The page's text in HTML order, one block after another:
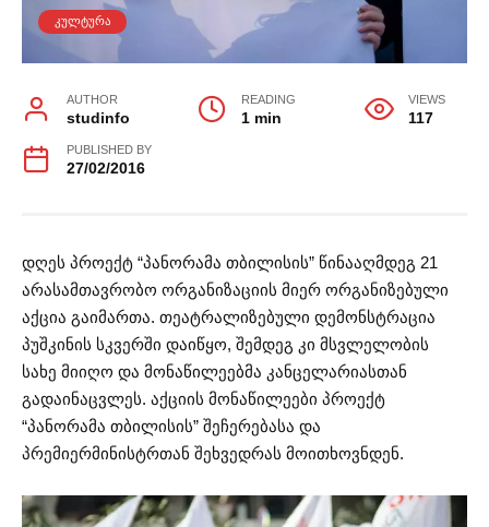
ᲙᲣᲚᲢᲣᲠᲐ
AUTHOR
studinfo
READING
1 min
VIEWS
117
PUBLISHED BY
27/02/2016
დღეს პროექტ “პანორამა თბილისის” წინააღმდეგ 21
არასამთავრობო ორგანიზაციის მიერ ორგანიზებული
აქცია გაიმართა. თეატრალიზებული დემონსტრაცია
პუშკინის სკვერში დაიწყო, შემდეგ კი მსვლელობის
სახე მიიღო და მონაწილეებმა კანცელარიასთან
გადაინაცვლეს. აქციის მონაწილეები პროექტ
“პანორამა თბილისის” შეჩერებასა და
პრემიერმინისტრთან შეხვედრას მოითხოვნდენ.